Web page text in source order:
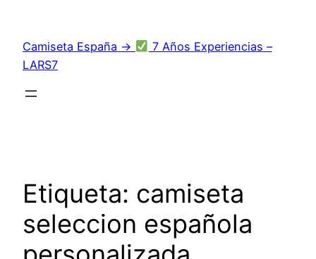
contenido
Camiseta España →
7 Años Experiencias –
LARS7
Etiqueta: camiseta
seleccion española